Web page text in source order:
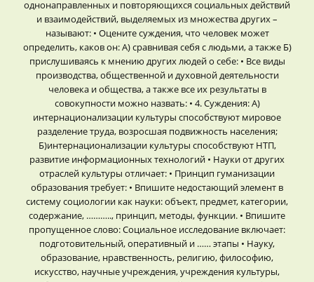
однонаправленных и повторяющихся социальных действий
и взаимодействий, выделяемых из множества других –
называют: • Оцените суждения, что человек может
определить, каков он: А) сравнивая себя с людьми, а также Б)
прислушиваясь к мнению других людей о себе: • Все виды
производства, общественной и духовной деятельности
человека и общества, а также все их результаты в
совокупности можно назвать: • 4. Суждения: А)
интернационализации культуры способствуют мировое
разделение труда, возросшая подвижность населения;
Б)интернационализации культуры способствуют НТП,
развитие информационных технологий • Науки от других
отраслей культуры отличает: • Принцип гуманизации
образования требует: • Впишите недостающий элемент в
систему социологии как науки: объект, предмет, категории,
содержание, ……….., принцип, методы, функции. • Впишите
пропущенное слово: Социальное исследование включает:
подготовительный, оперативный и …… этапы • Науку,
образование, нравственность, религию, философию,
искусство, научные учреждения, учреждения культуры,